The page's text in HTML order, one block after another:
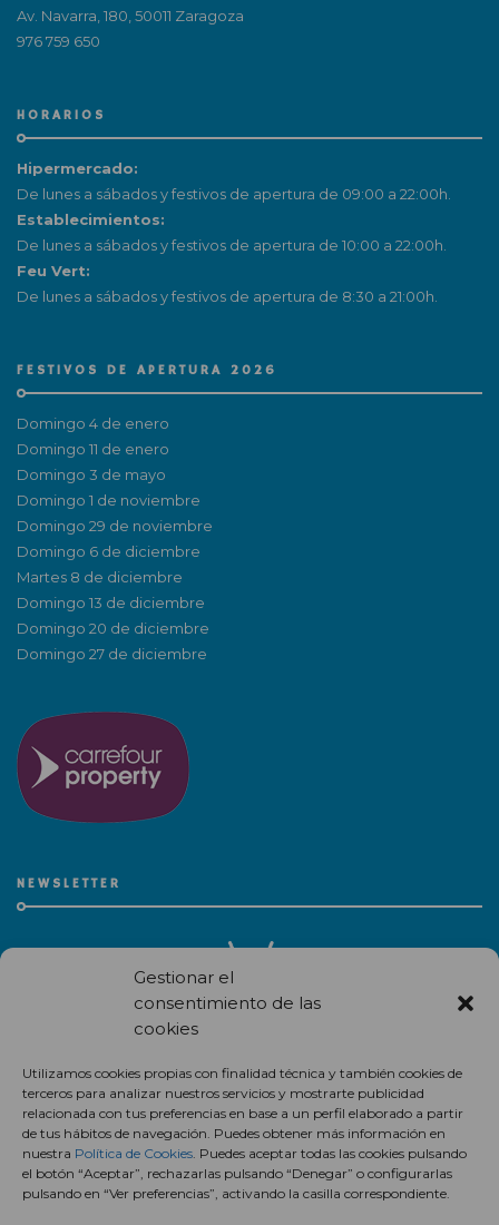
Gestionar el
consentimiento de las
cookies
Utilizamos cookies propias con finalidad técnica y también cookies de
terceros para analizar nuestros servicios y mostrarte publicidad
relacionada con tus preferencias en base a un perfil elaborado a partir
de tus hábitos de navegación. Puedes obtener más información en
nuestra Política de Cookies. Puedes aceptar todas las cookies pulsando
el botón “Aceptar”, rechazarlas pulsando “Denegar” o configurarlas
pulsando en “Ver preferencias”, activando la casilla correspondiente.
Av. Navarra, 180, 50011 Zaragoza
976 759 650
HORARIOS
Hipermercado:
De lunes a sábados y festivos de apertura de 09:00 a 22:00h.
Establecimientos:
De lunes a sábados y festivos de apertura de 10:00 a 22:00h.
Feu Vert:
De lunes a sábados y festivos de apertura de 8:30 a 21:00h.
FESTIVOS DE APERTURA 2026
Domingo 4 de enero
Domingo 11 de enero
Domingo 3 de mayo
Domingo 1 de noviembre
Domingo 29 de noviembre
Domingo 6 de diciembre
Martes 8 de diciembre
Domingo 13 de diciembre
Domingo 20 de diciembre
Domingo 27 de diciembre
NEWSLETTER
centro comercial.
Suscríbete